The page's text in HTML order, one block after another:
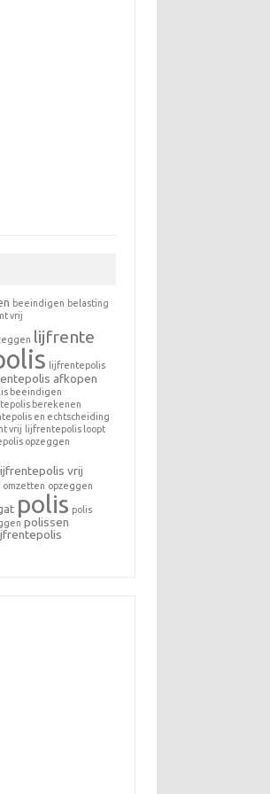
beeindigen belasting
vrij
lijfrente
lijfrentepolis
afkopen
beeindigen
berekenen
en echtscheiding
vrij lijfrentepolis loopt
opzeggen
vrij
omzetten opzeggen
polis polis
polissen